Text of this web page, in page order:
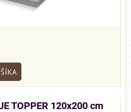
TOPPER 120x200 cm